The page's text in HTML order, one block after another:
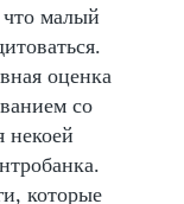
что малый
оценка
со
некоей
которые